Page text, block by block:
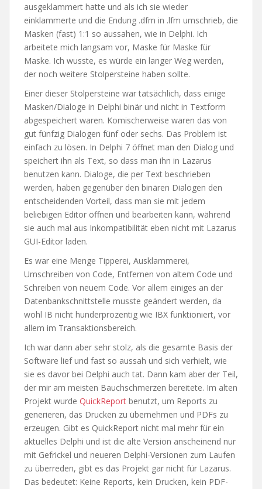
ausgeklammert hatte und als ich sie wieder
einklammerte und die Endung .dfm in .lfm umschrieb, die
Masken (fast) 1:1 so aussahen, wie in Delphi. Ich
arbeitete mich langsam vor, Maske für Maske für
Maske. Ich wusste, es würde ein langer Weg werden,
der noch weitere Stolpersteine haben sollte.
Einer dieser Stolpersteine war tatsächlich, dass einige
Masken/Dialoge in Delphi binär und nicht in Textform
abgespeichert waren. Komischerweise waren das von
gut fünfzig Dialogen fünf oder sechs. Das Problem ist
einfach zu lösen. In Delphi 7 öffnet man den Dialog und
speichert ihn als Text, so dass man ihn in Lazarus
benutzen kann. Dialoge, die per Text beschrieben
werden, haben gegenüber den binären Dialogen den
entscheidenden Vorteil, dass man sie mit jedem
beliebigen Editor öffnen und bearbeiten kann, während
sie auch mal aus Inkompatibilität eben nicht mit Lazarus
GUI-Editor laden.
Es war eine Menge Tipperei, Ausklammerei,
Umschreiben von Code, Entfernen von altem Code und
Schreiben von neuem Code. Vor allem einiges an der
Datenbankschnittstelle musste geändert werden, da
wohl IB nicht hunderprozentig wie IBX funktioniert, vor
allem im Transaktionsbereich.
Ich war dann aber sehr stolz, als die gesamte Basis der
Software lief und fast so aussah und sich verhielt, wie
sie es davor bei Delphi auch tat. Dann kam aber der Teil,
der mir am meisten Bauchschmerzen bereitete. Im alten
Projekt wurde QuickReport benutzt, um Reports zu
generieren, das Drucken zu übernehmen und PDFs zu
erzeugen. Gibt es QuickReport nicht mal mehr für ein
aktuelles Delphi und ist die alte Version anscheinend nur
mit Gefrickel und neueren Delphi-Versionen zum Laufen
zu überreden, gibt es das Projekt gar nicht für Lazarus.
Das bedeutet: Keine Reports, kein Drucken, kein PDF-